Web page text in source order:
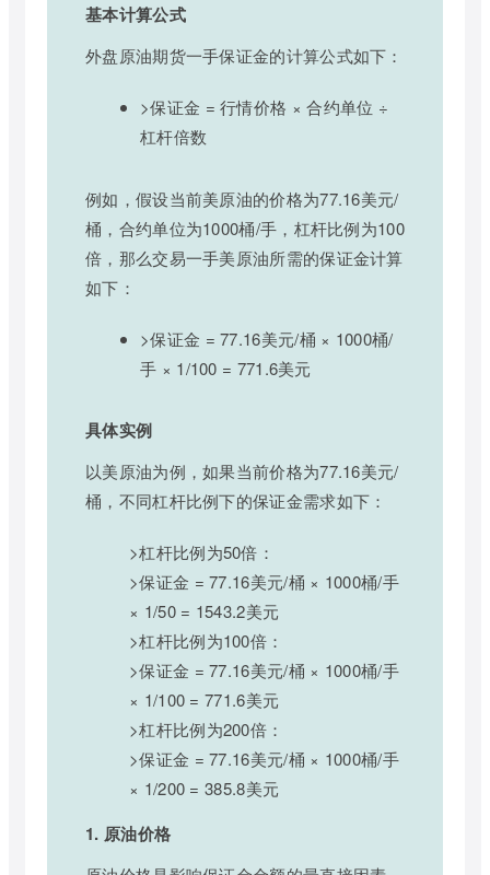
基本计算公式
外盘原油期货一手保证金的计算公式如下：
>保证金 = 行情价格 × 合约单位 ÷
杠杆倍数
例如，假设当前美原油的价格为77.16美元/
桶，合约单位为1000桶/手，杠杆比例为100
倍，那么交易一手美原油所需的保证金计算
如下：
>保证金 = 77.16美元/桶 × 1000桶/
手 × 1/100 = 771.6美元
具体实例
以美原油为例，如果当前价格为77.16美元/
桶，不同杠杆比例下的保证金需求如下：
>杠杆比例为50倍：
>保证金 = 77.16美元/桶 × 1000桶/手
× 1/50 = 1543.2美元
>杠杆比例为100倍：
>保证金 = 77.16美元/桶 × 1000桶/手
× 1/100 = 771.6美元
>杠杆比例为200倍：
>保证金 = 77.16美元/桶 × 1000桶/手
× 1/200 = 385.8美元
1. 原油价格